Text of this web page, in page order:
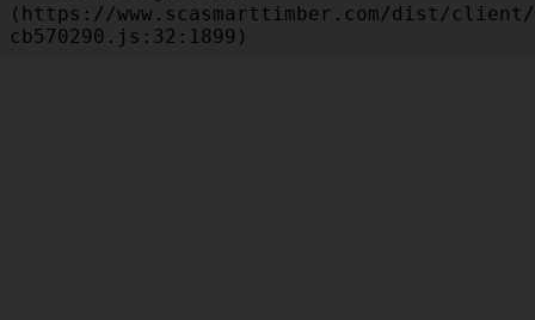
(https://www.scasmarttimber.com/dist/
cb570290.js:32:1899)